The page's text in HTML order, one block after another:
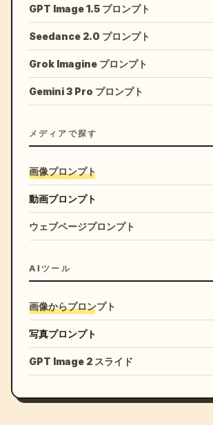
GPT Image 1.5 プロンプト
Seedance 2.0 プロンプト
Grok Imagine プロンプト
Gemini 3 Pro プロンプト
メディアで探す
画像プロンプト
動画プロンプト
ウェブページプロンプト
AIツール
画像からプロンプト
写真プロンプト
GPT Image 2 スライド